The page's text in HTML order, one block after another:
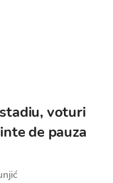
voturi
de pauza